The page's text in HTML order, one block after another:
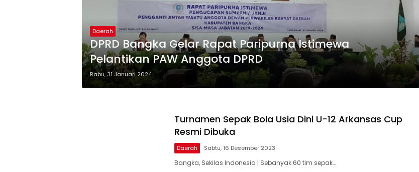
Daerah
DPRD Bangka Gelar Rapat Paripurna Istimewa
Pelantikan PAW Anggota DPRD
Rabu, 31 Januari 2024
Turnamen Sepak Bola Usia Dini U-12 Arkansas Cup
Resmi Dibuka
Daerah Sabtu, 16 Desember 2023
Bangka, Sekilas Indonesia | Sebanyak 60 tim sepak…